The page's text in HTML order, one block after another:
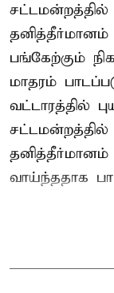
பங்கேற்கும்
மாதரம்
வட்டாரத்தில்
தனித்தீர்மானம்
வாய்ந்ததாக